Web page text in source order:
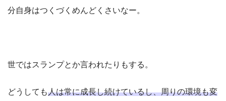
分自身はつくづくめんどくさいなー。
世ではスランプとか言われたりもする。
どうしても人は常に成長し続けているし、周りの環境も変